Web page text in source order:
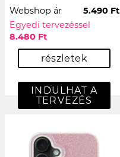
Webshop ár
5.490 Ft
Egyedi tervezéssel
8.480 Ft
részletek
INDULHAT A
TERVEZÉS